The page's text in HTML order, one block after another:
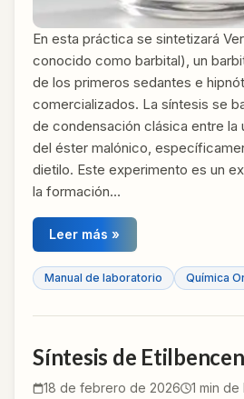
En esta práctica se sintetizará
conocido como barbital), un
de los primeros sedantes e
comercializados. La síntesis se
de condensación clásica entre la
del éster malónico,
dietilo. Este experimento es un
la formación…
Leer más »
Manual de laboratorio Química
Síntesis de
18 de febrero de 2026 1 min de